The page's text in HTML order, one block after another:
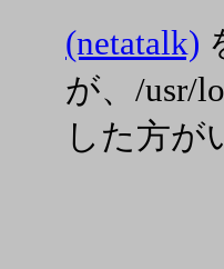
(netatalk)
が、/usr/
した方が